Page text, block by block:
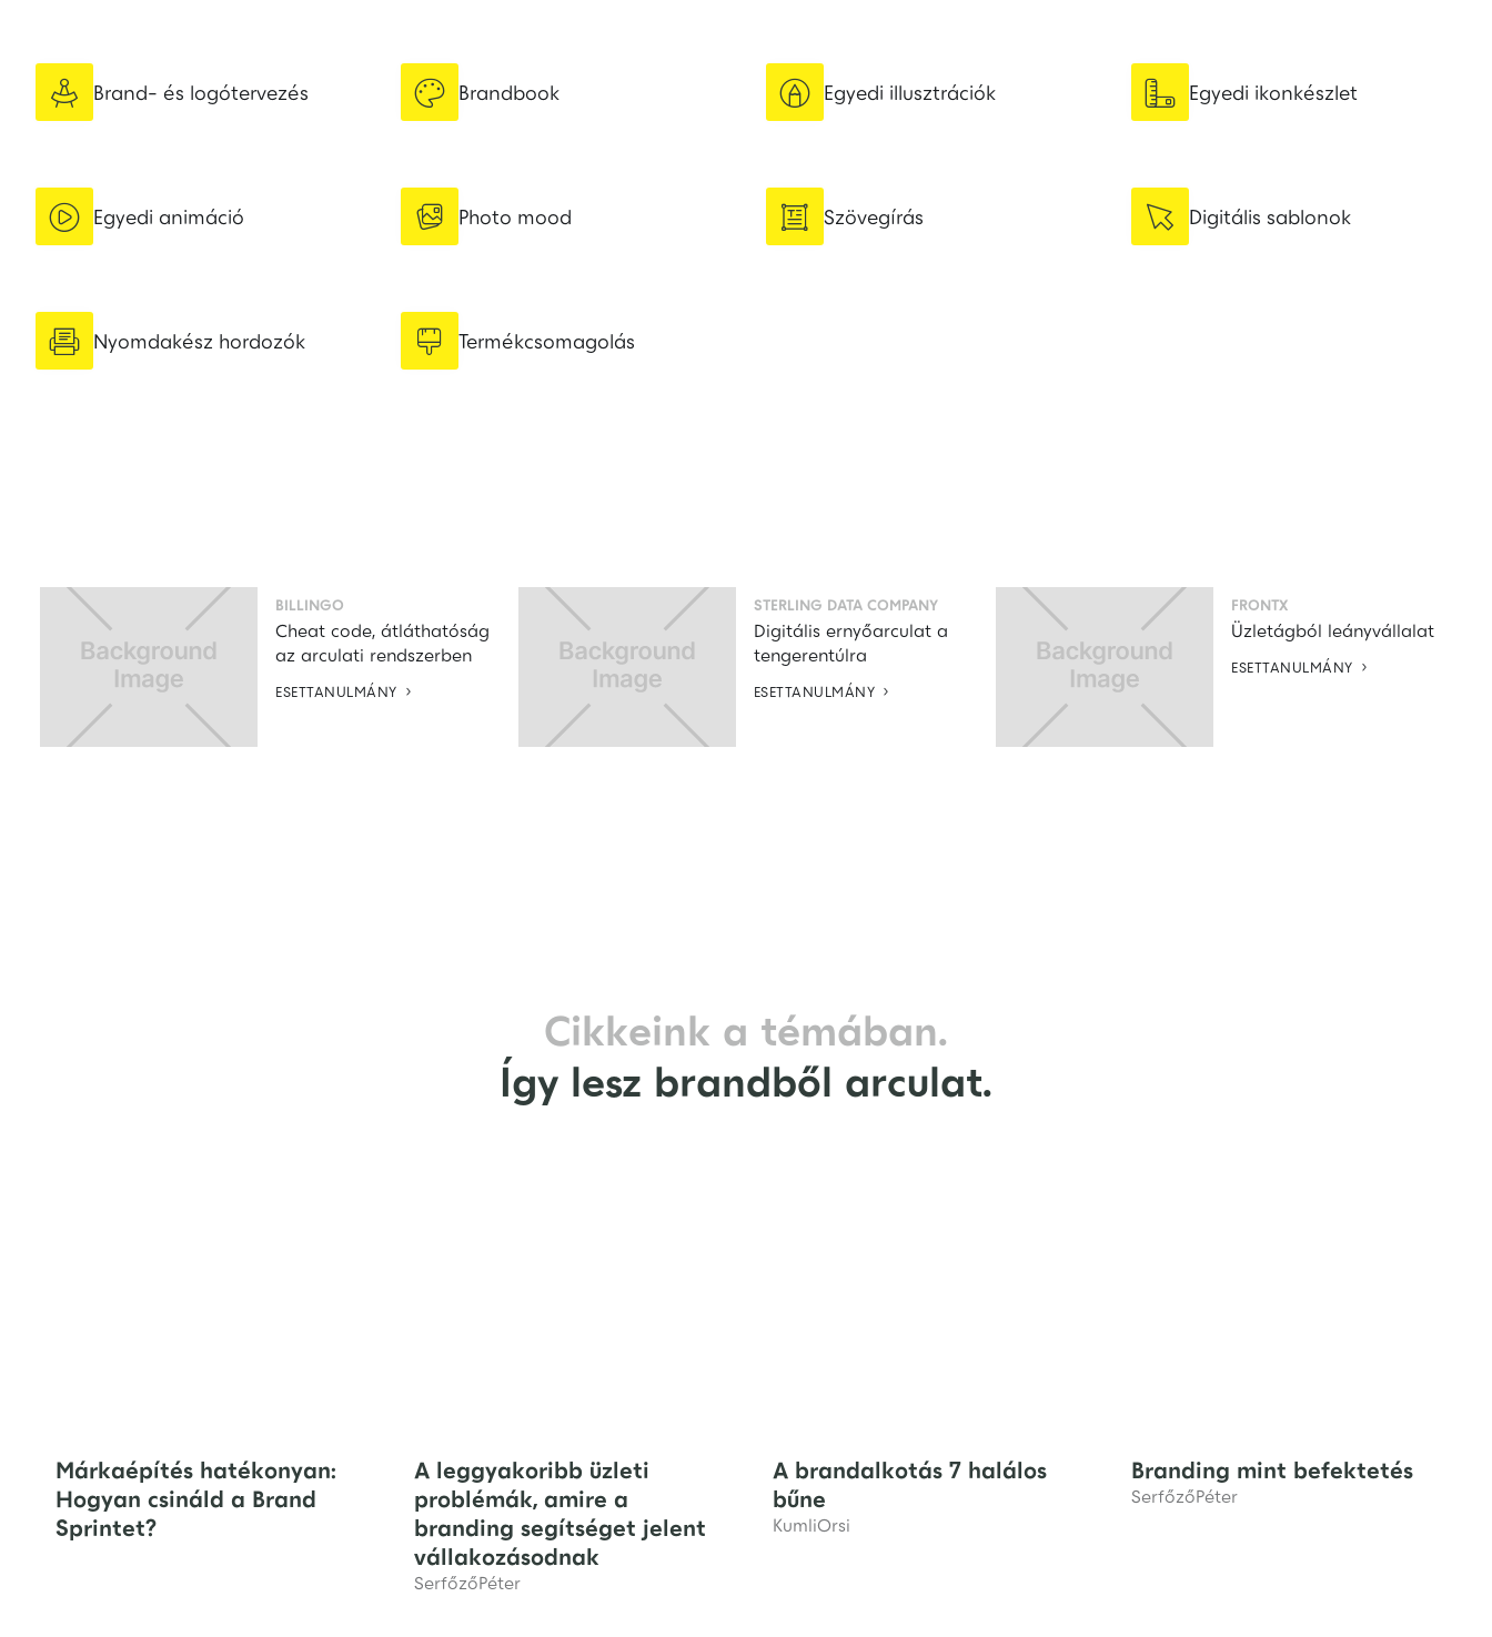
 Brand- és logótervezés  Brandbook  Egyedi illusztrációk  Egyedi ikonkészlet
 Egyedi animáció  Photo mood  Szövegírás  Digitális sablonok
 Nyomdakész hordozók  Termékcsomagolás
BILLINGO
Cheat code, átláthatóság
az arculati rendszerben
ESETTANULMÁNY 
STERLING DATA COMPANY
Digitális ernyőarculat a
tengerentúlra
ESETTANULMÁNY 
FRONTX
Üzletágból leányvállalat
ESETTANULMÁNY 
Cikkeink a témában.
Így lesz brandből arculat.
Márkaépítés hatékonyan:
Hogyan csináld a Brand
Sprintet?
A leggyakoribb üzleti
problémák, amire a
branding segítséget jelent
vállakozásodnak
SerfőzőPéter
A brandalkotás 7 halálos
bűne
KumliOrsi
Branding mint befektetés
SerfőzőPéter